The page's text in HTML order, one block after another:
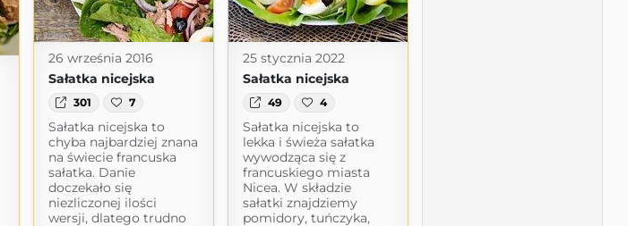
26 września 2016
Sałatka nicejska
301 7
Sałatka nicejska to
chyba najbardziej znana
na świecie francuska
sałatka. Danie
doczekało się
niezliczonej ilości
wersji, dlatego trudno
25 stycznia 2022
Sałatka nicejska
49 4
Sałatka nicejska to
lekka i świeża sałatka
wywodząca się z
francuskiego miasta
Nicea. W składzie
sałatki znajdziemy
pomidory, tuńczyka,